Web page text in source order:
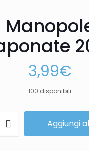
3,99€
100 disponibili
Aggiungi